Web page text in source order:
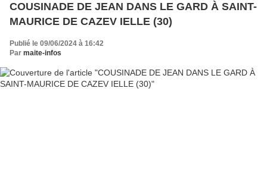
COUSINADE DE JEAN DANS LE GARD À SAINT-
MAURICE DE CAZEV IELLE (30)
Publié le 09/06/2024 à 16:42
Par maite-infos